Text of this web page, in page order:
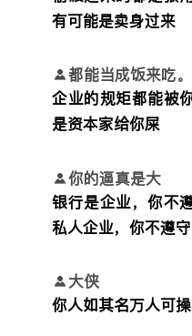
有可能是卖身过来
都能当成饭来吃。
企业的规矩都能被
是资本家给你屎
你的逼真是大
银行是企业，你不
私人企业，你不遵守
大侠
你人如其名万人可操